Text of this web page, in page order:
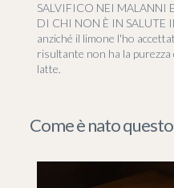
SALVIFICO NEI MALANNI
DI CHI NON È IN SALUTE
anziché il limone l'ho
risultante non ha la purezza
latte.
Come è nato